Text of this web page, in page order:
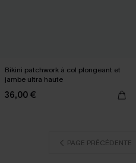
Bikini patchwork à col plongeant et
jambe ultra haute
36,00 €
PAGE PRÉCÉDENTE